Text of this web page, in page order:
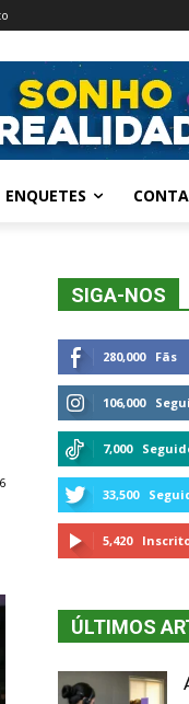
ENQUETES
SIGA-NOS
280,000 Fãs
106,000
7,000
33,500
5,420
ÚLTIMOS